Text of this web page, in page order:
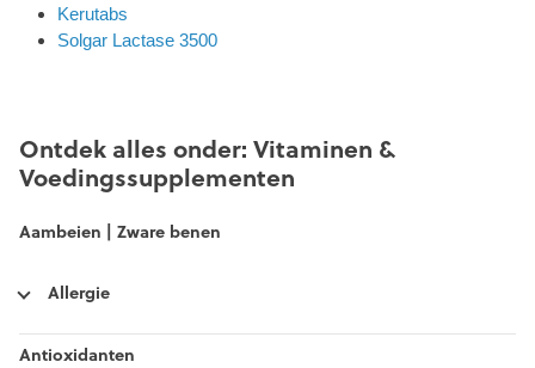
Kerutabs
Solgar Lactase 3500
Ontdek alles onder: Vitaminen &
Voedingssupplementen
Aambeien | Zware benen
Allergie
Antioxidanten